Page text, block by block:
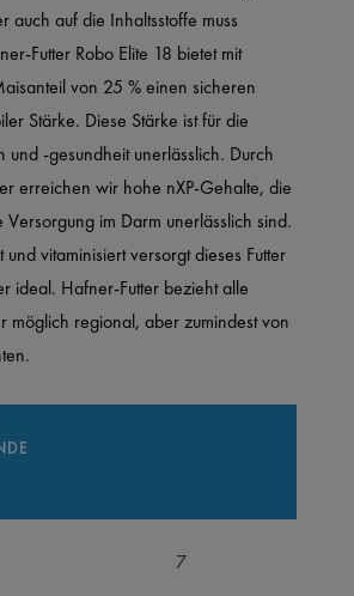
auch auf die Inhaltsstoffe muss
Futter Robo Elite 18 bietet mit
von 25 % einen sicheren
Stärke. Diese Stärke ist für die
und -gesundheit unerlässlich. Durch
erreichen wir hohe nXP-Gehalte, die
im Darm unerlässlich sind.
vitaminisiert versorgt dieses Futter
ideal. Hafner-Futter bezieht alle
möglich regional, aber zumindest von
7